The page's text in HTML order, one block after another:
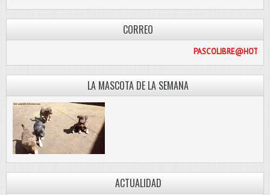
CORREO
LA MASCOTA DE LA SEMANA
ACTUALIDAD